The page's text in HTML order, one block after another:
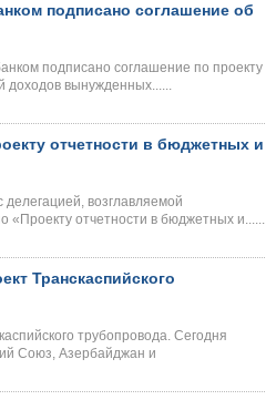
подписано соглашение об
подписано соглашение по проекту
доходов вынужденных......
отчетности в бюджетных и
возглавляемой
отчетности в бюджетных и......
Транскаспийского
трубопровода. Сегодня
Союз, Азербайджан и